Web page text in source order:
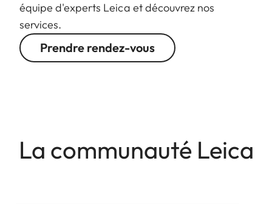
équipe d'experts Leica et découvrez nos
services.
Prendre rendez-vous
La communauté Leica